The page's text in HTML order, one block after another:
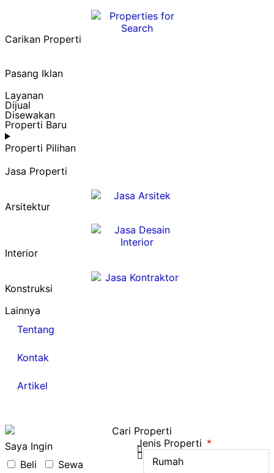
Carikan Properti
Pasang Iklan
Layanan
Dijual
Disewakan
Properti Baru
Properti Pilihan
Jasa Properti
Arsitektur
Interior
Konstruksi
Lainnya
Tentang
Kontak
Artikel
Saya Ingin
Beli
Sewa
Jenis Properti